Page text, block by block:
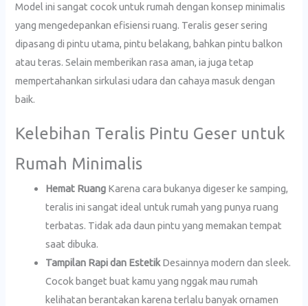
Model ini sangat cocok untuk rumah dengan konsep minimalis
yang mengedepankan efisiensi ruang. Teralis geser sering
dipasang di pintu utama, pintu belakang, bahkan pintu balkon
atau teras. Selain memberikan rasa aman, ia juga tetap
mempertahankan sirkulasi udara dan cahaya masuk dengan
baik.
Kelebihan Teralis Pintu Geser untuk
Rumah Minimalis
Hemat Ruang Karena cara bukanya digeser ke samping,
teralis ini sangat ideal untuk rumah yang punya ruang
terbatas. Tidak ada daun pintu yang memakan tempat
saat dibuka.
Tampilan Rapi dan EstetikDesainnya modern dan sleek.
Cocok banget buat kamu yang nggak mau rumah
kelihatan berantakan karena terlalu banyak ornamen